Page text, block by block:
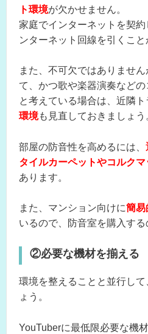
ト環境が欠かせません。
家庭でインターネットを契
ンターネット回線を引くこと
また、不可欠ではありませ
て、かつ歌や楽器演奏など
と考えている場合は、近隣ト
環境も見直しておきましょう
部屋の防音性を高めるには、
タイルカーペットやコルクマ
あります。
また、マンション向けに簡易
いるので、防音室を購入する
②必要な機材を揃える
環境を整えることと並行し
ょう。
YouTuberに最低限必要な機材